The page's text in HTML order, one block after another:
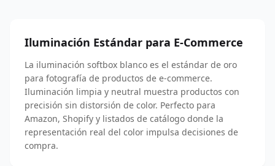
Iluminación Estándar para E-Commerce
La iluminación softbox blanco es el estándar de oro
para fotografía de productos de e-commerce.
Iluminación limpia y neutral muestra productos con
precisión sin distorsión de color. Perfecto para
Amazon, Shopify y listados de catálogo donde la
representación real del color impulsa decisiones de
compra.